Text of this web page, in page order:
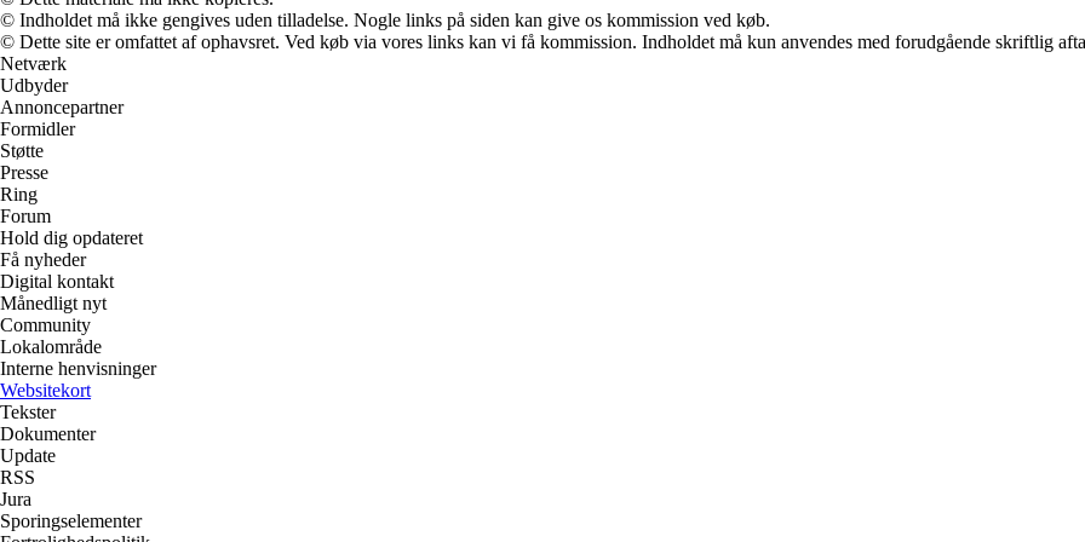
© Indholdet må ikke gengives uden tilladelse. Nogle links på siden kan give os kommission ved køb.
© Dette site er omfattet af ophavsret. Ved køb via vores links kan vi få kommission. Indholdet må kun anvendes med forudgående skriftlig
Netværk
Udbyder
Annoncepartner
Formidler
Støtte
Presse
Ring
Forum
Hold dig opdateret
Få nyheder
Digital kontakt
Månedligt nyt
Community
Lokalområde
Interne henvisninger
Websitekort
Tekster
Dokumenter
Update
RSS
Jura
Sporingselementer